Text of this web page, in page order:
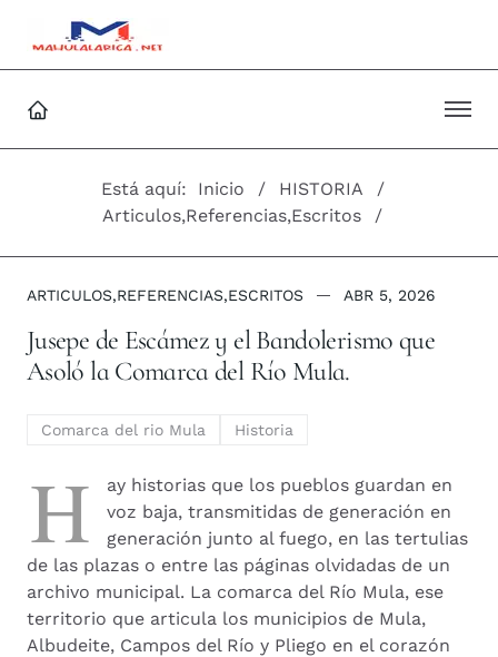
Está aquí: Inicio
HISTORIA
Articulos,Referencias,Escritos
ARTICULOS,REFERENCIAS,ESCRITOS ABR 5, 2026
Jusepe de Escámez y el Bandolerismo que
Asoló la Comarca del Río Mula.
Comarca del rio Mula Historia
H
ay historias que los pueblos guardan en
voz baja, transmitidas de generación en
generación junto al fuego, en las tertulias
de las plazas o entre las páginas olvidadas de un
archivo municipal. La comarca del Río Mula, ese
territorio que articula los municipios de Mula,
Albudeite, Campos del Río y Pliego en el corazón